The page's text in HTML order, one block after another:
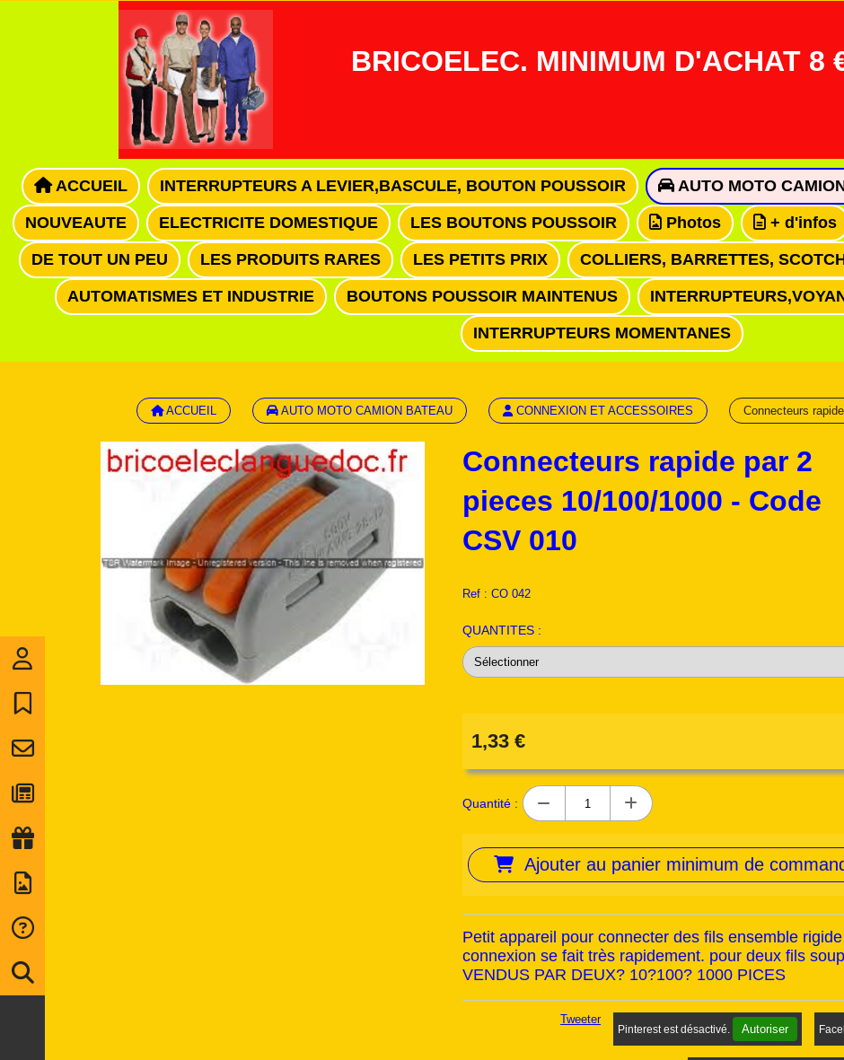
BRICOELEC. MINIMUM D'ACHAT 8
ACCUEIL INTERRUPTEURS A LEVIER,BASCULE, BOUTON POUSSOIR AUTO MOTO
NOUVEAUTE ELECTRICITE DOMESTIQUE LES BOUTONS POUSSOIR Photos + d'infos
DE TOUT UN PEU LES PRODUITS RARES LES PETITS PRIX COLLIERS, BARRETTES,
AUTOMATISMES ET INDUSTRIE BOUTONS POUSSOIR MAINTENUS
INTERRUPTEURS MOMENTANES
ACCUEIL AUTO MOTO CAMION BATEAU CONNEXION ET ACCESSOIRES Connecteurs
Connecteurs rapide par 2
pieces 10/100/1000 - Code
CSV 010
Ref : CO 042
QUANTITES :
1,33 €
Quantité :
Ajouter au panier minimum de
Petit appareil pour connecter des fils ensemble
connexion se fait très rapidement. pour deux fils
VENDUS PAR DEUX? 10?100? 1000 PICES
Tweeter
Pinterest est désactivé. Autoriser